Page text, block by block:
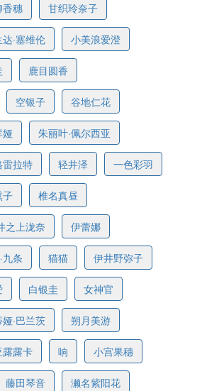
香穗 甘织玲奈子
·塞维伦 小美浪爱澄
鹿目圆香
空银子 谷地仁花
娅 朱丽叶·佩尔西亚
雷拉特 轻井泽 一色彩羽
子 椎名真昼
之上泷奈 伊蕾娜
九条 猫猫 伊井野弥子
白银圭 女神官
·巴兰茨 朔月美游
露露卡 响 小宫果穗
藤田琴音 濑名紫阳花